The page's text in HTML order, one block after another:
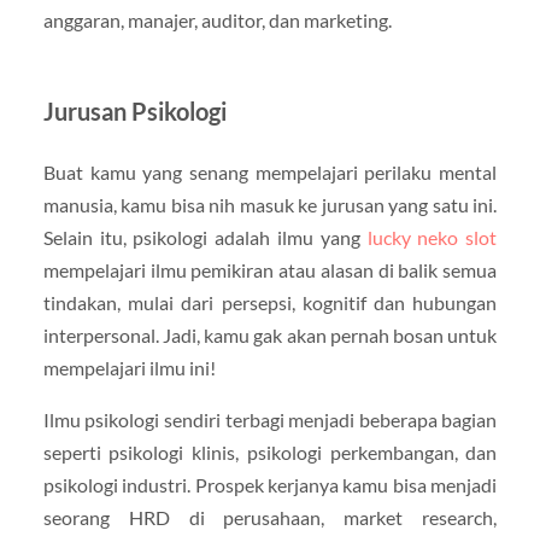
anggaran, manajer, auditor, dan marketing.
Jurusan Psikologi
Buat kamu yang senang mempelajari perilaku mental
manusia, kamu bisa nih masuk ke jurusan yang satu ini.
Selain itu, psikologi adalah ilmu yang lucky neko slot
mempelajari ilmu pemikiran atau alasan di balik semua
tindakan, mulai dari persepsi, kognitif dan hubungan
interpersonal. Jadi, kamu gak akan pernah bosan untuk
mempelajari ilmu ini!
Ilmu psikologi sendiri terbagi menjadi beberapa bagian
seperti psikologi klinis, psikologi perkembangan, dan
psikologi industri. Prospek kerjanya kamu bisa menjadi
seorang HRD di perusahaan, market research,